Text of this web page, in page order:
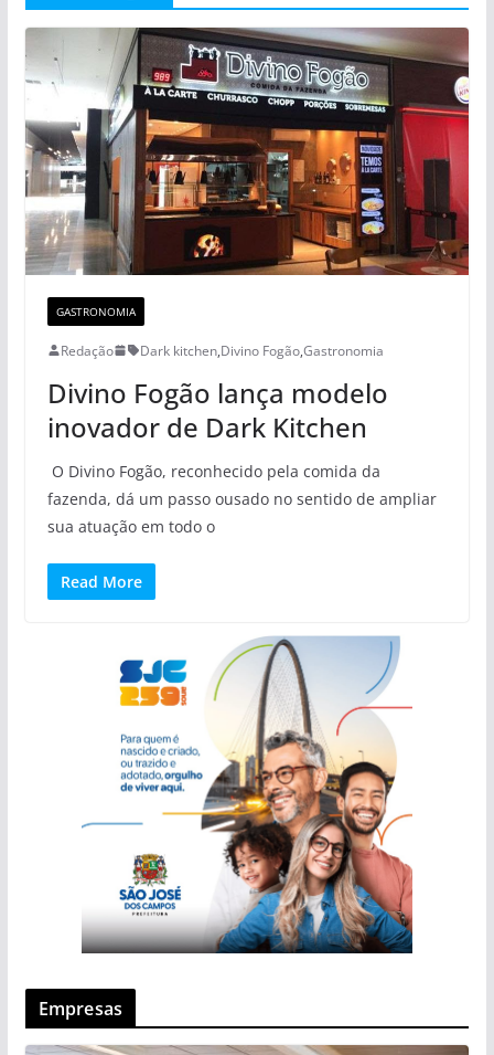
GASTRONOMIA
Redação Dark kitchen,Divino Fogão,Gastronomia
Divino Fogão lança modelo
inovador de Dark Kitchen
O Divino Fogão, reconhecido pela comida da
fazenda, dá um passo ousado no sentido de ampliar
sua atuação em todo o
Read More
Empresas